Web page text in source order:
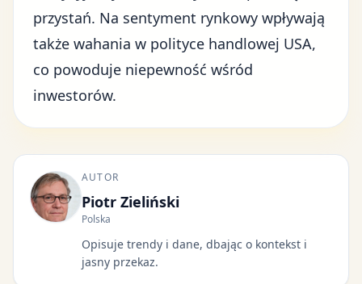
przystań. Na sentyment rynkowy wpływają
także wahania w polityce handlowej USA,
co powoduje niepewność wśród
inwestorów.
AUTOR
Piotr Zieliński
Polska
Opisuje trendy i dane, dbając o kontekst i
jasny przekaz.